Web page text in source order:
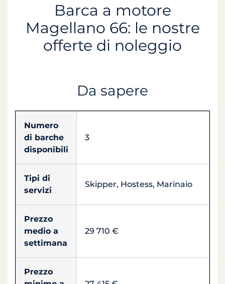
Barca a motore
Magellano 66: le nostre
offerte di noleggio
Da sapere
Numero
di barche
disponibili
3
Tipi di
servizi
Skipper, Hostess, Marinaio
Prezzo
medio a
settimana
29 710 €
Prezzo